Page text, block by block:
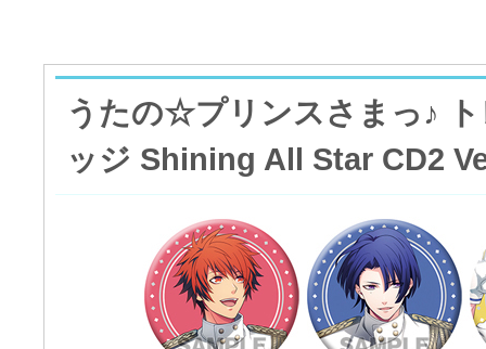
うたの☆プリンスさまっ♪
ッジ Shining All Star CD2